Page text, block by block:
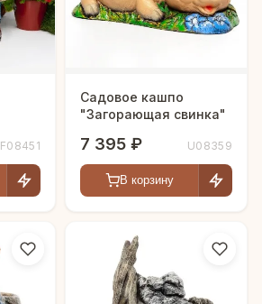
F08451
Садовое кашпо
"Загорающая свинка"
7 395 ₽ U08359
В корзину